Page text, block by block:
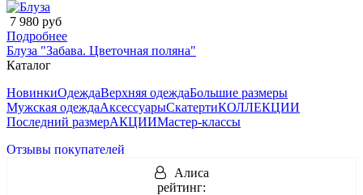
7 980 руб
Подробнее
Блуза "Забава. Цветочная поляна"
Каталог
НовинкиОдеждаВерхняя одеждаБольшие размеры
Мужская одеждаАксессуарыСкатертиКОЛЛЕКЦИИ
Последний размерАКЦИИМастер-классы
Отзывы покупателей
Алиса
рейтинг: